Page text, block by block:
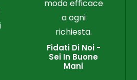
modo efficace
a ogni
richiesta.
Fidati Di Noi -
Sei In Buone
Mani